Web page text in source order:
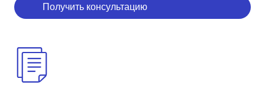
Получить консультацию